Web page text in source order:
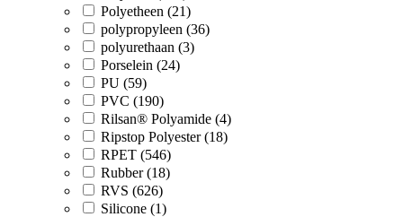
Polyetheen (21)
polypropyleen (36)
polyurethaan (3)
Porselein (24)
PU (59)
PVC (190)
Rilsan® Polyamide (4)
Ripstop Polyester (18)
RPET (546)
Rubber (18)
RVS (626)
Silicone (1)